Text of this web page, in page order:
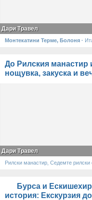
Дари Травел
Монтекатини Терме, Болоня ·
До Рилския манастир
нощувка, закуска и
Дари Травел
Рилски манастир, Седемте рилски
Бурса и
история: Екскурзия